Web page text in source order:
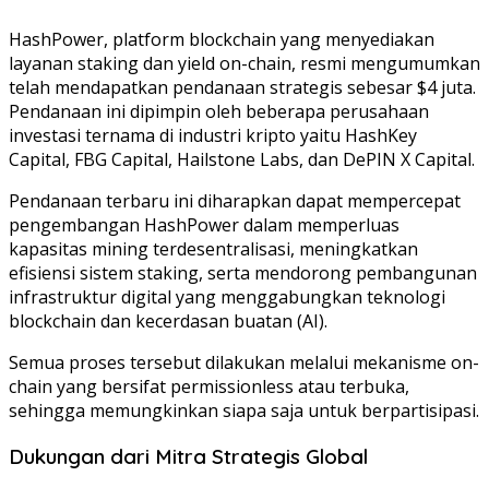
HashPower, platform blockchain yang menyediakan
layanan staking dan yield on-chain, resmi mengumumkan
telah mendapatkan pendanaan strategis sebesar $4 juta.
Pendanaan ini dipimpin oleh beberapa perusahaan
investasi ternama di industri kripto yaitu HashKey
Capital, FBG Capital, Hailstone Labs, dan DePIN X Capital.
Pendanaan terbaru ini diharapkan dapat mempercepat
pengembangan HashPower dalam memperluas
kapasitas mining terdesentralisasi, meningkatkan
efisiensi sistem staking, serta mendorong pembangunan
infrastruktur digital yang menggabungkan teknologi
blockchain dan kecerdasan buatan (AI).
Semua proses tersebut dilakukan melalui mekanisme on-
chain yang bersifat permissionless atau terbuka,
sehingga memungkinkan siapa saja untuk berpartisipasi.
Dukungan dari Mitra Strategis Global